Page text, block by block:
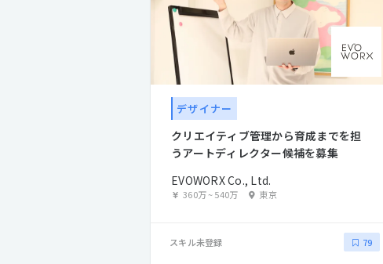
デザイナー
クリエイティブ管理から育成までを担
うアートディレクター候補を募集
EVOWORX Co., Ltd.
360万~540万 東京
スキル未登録 79